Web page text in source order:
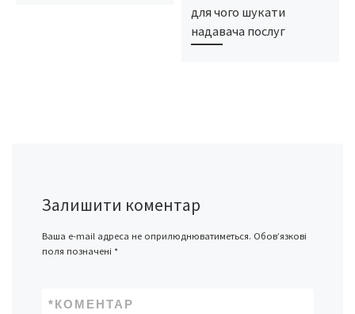
для чого шукати
надавача послуг
Залишити коментар
Ваша e-mail адреса не оприлюднюватиметься. Обов’язкові
поля позначені *
КОМЕНТАР
*